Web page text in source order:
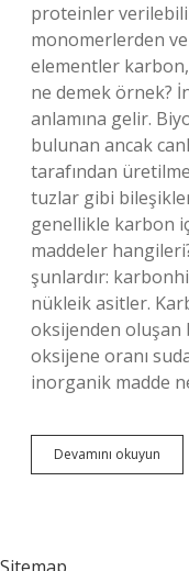
proteinler
monomerlerden
elementler
ne demek örnek?
anlamına gelir.
bulunan ancak
tarafından
tuzlar gibi
genellikle karbon
maddeler
şunlardır:
nükleik asitler.
oksijenden
oksijene oranı
inorganik madde
Devamını okuyun
Nedir